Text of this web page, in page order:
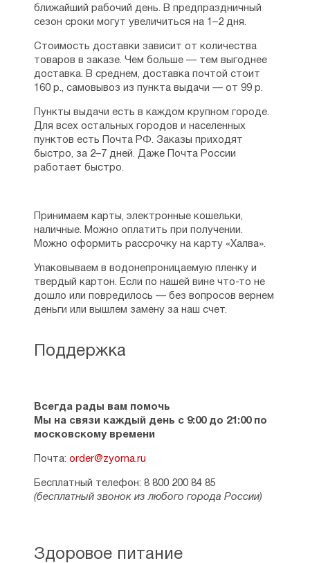
Поддержка
Всегда рады вам помочь
Мы на связи каждый день с 9:00 до 21:00 по
московскому времени
Почта: order@zyorna.ru
Бесплатный телефон: 8 800 200 84 85
(бесплатный звонок из любого города России)
ближайший рабочий день. В предпраздничный
сезон сроки могут увеличиться на 1–2 дня.
Стоимость доставки зависит от количества
товаров в заказе. Чем больше — тем выгоднее
доставка. В среднем, доставка почтой стоит
160 р., самовывоз из пункта выдачи — от 99 р.
Пункты выдачи есть в каждом крупном городе.
Для всех остальных городов и населенных
пунктов есть Почта РФ. Заказы приходят
быстро, за 2–7 дней. Даже Почта России
работает быстро.
Принимаем карты, электронные кошельки,
наличные. Можно оплатить при получении.
Можно оформить рассрочку на карту «Халва».
Упаковываем в водонепроницаемую пленку и
твердый картон. Если по нашей вине что-то не
дошло или повредилось — без вопросов вернем
деньги или вышлем замену за наш счет.
Здоровое питание